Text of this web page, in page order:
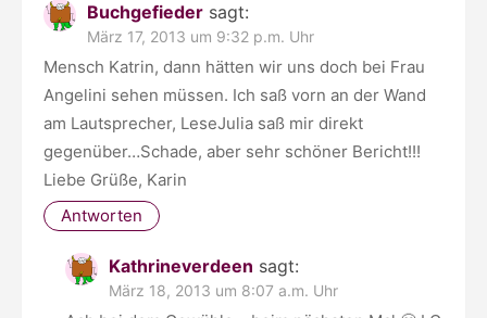
Buchgefieder sagt:
März 17, 2013 um 9:32 p.m. Uhr
Mensch Katrin, dann hätten wir uns doch bei Frau
Angelini sehen müssen. Ich saß vorn an der Wand
am Lautsprecher, LeseJulia saß mir direkt
gegenüber…Schade, aber sehr schöner Bericht!!!
Liebe Grüße, Karin
Antworten
Kathrineverdeen sagt:
März 18, 2013 um 8:07 a.m. Uhr